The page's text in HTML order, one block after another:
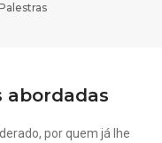
abordadas
por quem já lhe